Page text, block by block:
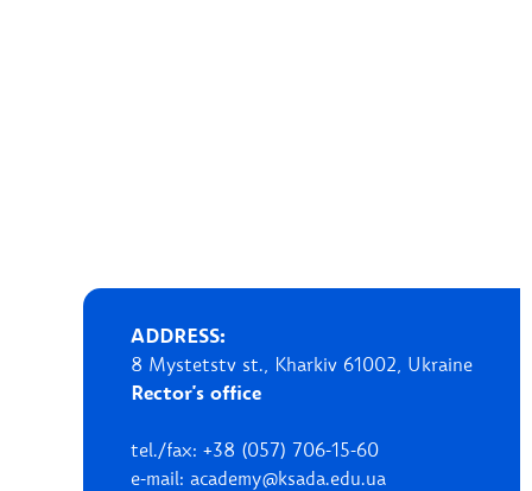
ADDRESS:
8 Mystetstv st., Kharkiv 61002, Ukraine
Rector's office
tel./fax: +38 (057) 706-15-60
e-mail: academy@ksada.edu.ua